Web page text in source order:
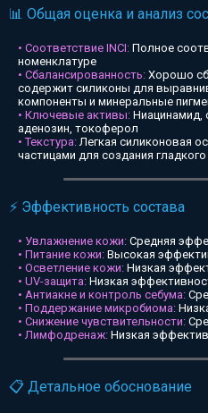
📊 Общая оценка и анализ
• Соответствие INCI: Полное
номенклатуре
• Сбалансированность: Хорошо
содержит силиконы для
компоненты и минеральные
• Ключевые активы: Ниацинамид,
аденозин, токоферол
• Текстура:Легкая силиконовая
частицами для создания
⚡ Эффективность состава
• Увлажнение кожи: Средняя
• Питание кожи: Высокая
• Осветление кожи: Низкая
• UV-защита: Низкая
• Антиакне и контроль себума:
• Поддержание микробиома:
• Снижение чувствительности:
• Лимфодренаж: Низкая
📋 Детальное обоснование